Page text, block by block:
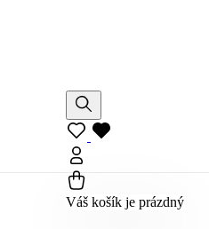
Váš košík je prázdný